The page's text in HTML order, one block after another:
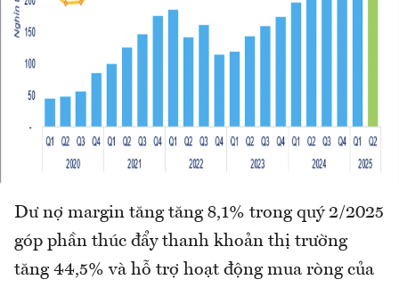
Dư nợ margin tăng tăng 8,1% trong quý 2/2025
góp phần thúc đẩy thanh khoản thị trường
tăng 44,5% và hỗ trợ hoạt động mua ròng của